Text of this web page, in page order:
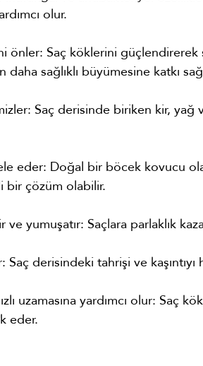
olur.
önler: Saç köklerini güçlendirerek
daha sağlıklı büyümesine katkı
Saç derisinde biriken kir,
eder: Doğal bir böcek kovucu
bir çözüm olabilir.
ve yumuşatır: Saçlara parlaklık
Saç derisindeki tahrişi ve
uzamasına yardımcı olur: Saç
eder.